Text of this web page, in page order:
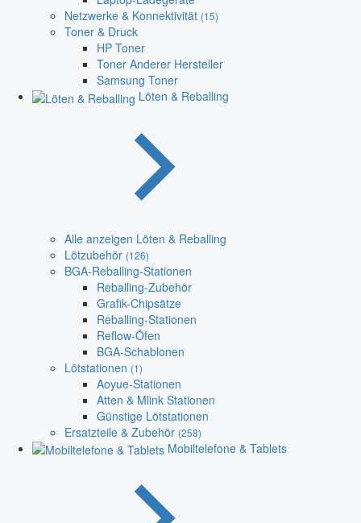
Netzwerke & Konnektivität (15)
Toner & Druck
HP Toner
Toner Anderer Hersteller
Samsung Toner
Löten & Reballing
Alle anzeigen Löten & Reballing
Lötzubehör (126)
BGA-Reballing-Stationen
Reballing-Zubehör
Grafik-Chipsätze
Reballing-Stationen
Reflow-Öfen
BGA-Schablonen
Lötstationen (1)
Aoyue-Stationen
Atten & Mlink Stationen
Günstige Lötstationen
Ersatzteile & Zubehör (258)
Mobiltelefone & Tablets